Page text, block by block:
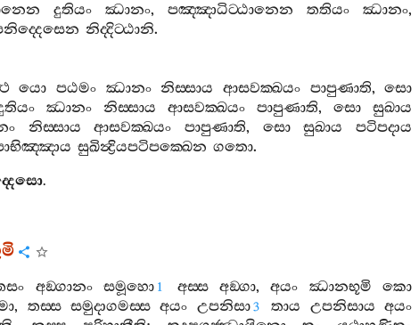
දුතියං ඣානං, පඤ‍්ඤාධිට‍්ඨානෙන තතියං ඣානං,
නිද‍්දිට‍්ඨානි.
යො පඨමං ඣානං නිස‍්සාය ආසවක‍්ඛයං පාපුණාති,සො
ඣානං නිස‍්සාය ආසවක‍්ඛයං පාපුණාති, සො
සුඛාය
නිස‍්සාය ආසවක‍්ඛයං පාපුණාති, සො සුඛාය
පටිපදාය
සුඛින්‍ද්‍රියපටිපක‍්ඛෙන ගතො.
.
අඞ‍්ගානං සමූහො 1 අස‍්ස අඞ‍්ගා,අයං ඣානභූමි
කො
, තස‍්ස සමුදාගමස‍්ස අයං උපනිසා3 තාය උපනිසාය අයං